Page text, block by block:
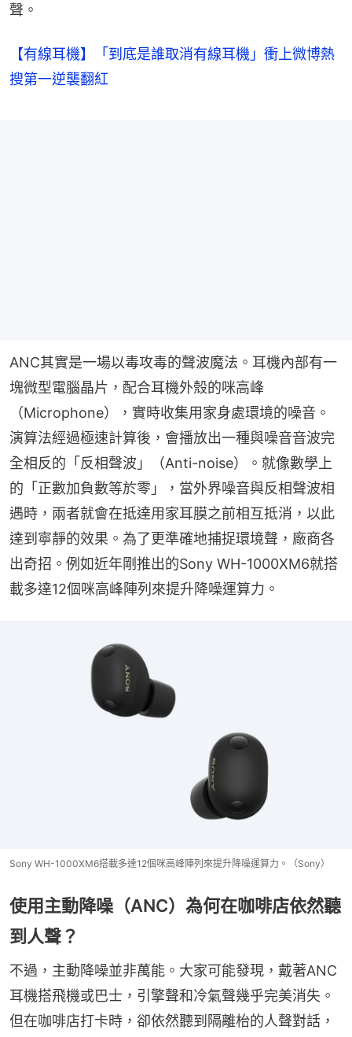
聲。
【有線耳機】「到底是誰取消有線耳機」衝上微博熱
搜第一逆襲翻紅
ANC其實是一場以毒攻毒的聲波魔法。耳機內部有一
塊微型電腦晶片，配合耳機外殼的咪高峰
（Microphone），實時收集用家身處環境的噪音。
演算法經過極速計算後，會播放出一種與噪音音波完
全相反的「反相聲波」（Anti-noise）。就像數學上
的「正數加負數等於零」，當外界噪音與反相聲波相
遇時，兩者就會在抵達用家耳膜之前相互抵消，以此
達到寧靜的效果。為了更準確地捕捉環境聲，廠商各
出奇招。例如近年剛推出的Sony WH-1000XM6就搭
載多達12個咪高峰陣列來提升降噪運算力。
Sony WH-1000XM6搭載多達12個咪高峰陣列來提升降噪運算力。（Sony）
使用主動降噪（ANC）為何在咖啡店依然聽
到人聲？
不過，主動降噪並非萬能。大家可能發現，戴著ANC
耳機搭飛機或巴士，引擎聲和冷氣聲幾乎完美消失。
但在咖啡店打卡時，卻依然聽到隔離枱的人聲對話，